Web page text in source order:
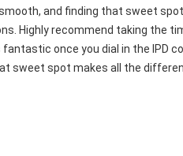
and finding that sweet
Highly recommend taking the
once you dial in the IPD
sweet spot makes all the